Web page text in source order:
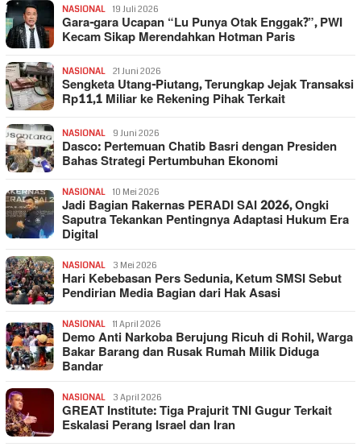
NASIONAL 19 Juli 2026
Gara-gara Ucapan “Lu Punya Otak Enggak?”, PWI
Kecam Sikap Merendahkan Hotman Paris
NASIONAL 21 Juni 2026
Sengketa Utang-Piutang, Terungkap Jejak Transaksi
Rp11,1 Miliar ke Rekening Pihak Terkait
NASIONAL 9 Juni 2026
Dasco: Pertemuan Chatib Basri dengan Presiden
Bahas Strategi Pertumbuhan Ekonomi
NASIONAL 10 Mei 2026
Jadi Bagian Rakernas PERADI SAI 2026, Ongki
Saputra Tekankan Pentingnya Adaptasi Hukum Era
Digital
NASIONAL 3 Mei 2026
Hari Kebebasan Pers Sedunia, Ketum SMSI Sebut
Pendirian Media Bagian dari Hak Asasi
NASIONAL 11 April 2026
Demo Anti Narkoba Berujung Ricuh di Rohil, Warga
Bakar Barang dan Rusak Rumah Milik Diduga
Bandar
NASIONAL 3 April 2026
GREAT Institute: Tiga Prajurit TNI Gugur Terkait
Eskalasi Perang Israel dan Iran